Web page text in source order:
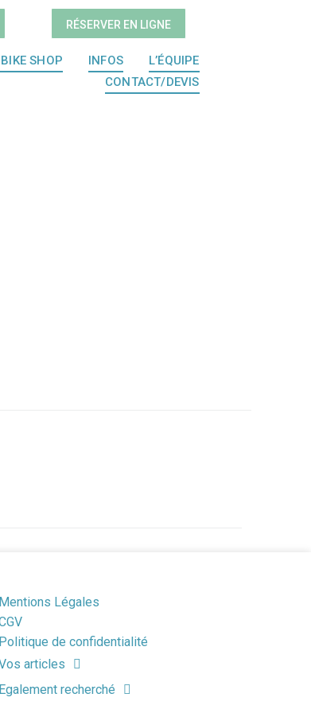
RÉSERVER EN LIGNE
SHOP INFOS
L’ÉQUIPE
CONTACT/DEVIS
Mentions Légales
Politique de confidentialité
articles
Egalement recherché